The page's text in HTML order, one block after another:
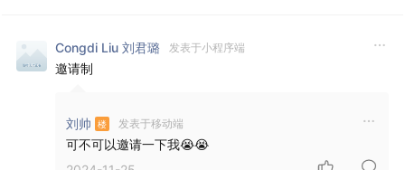
Congdi Liu 刘君璐 发表于小程序端
邀请制
刘帅 发表于移动端
可不可以邀请一下我😭😭